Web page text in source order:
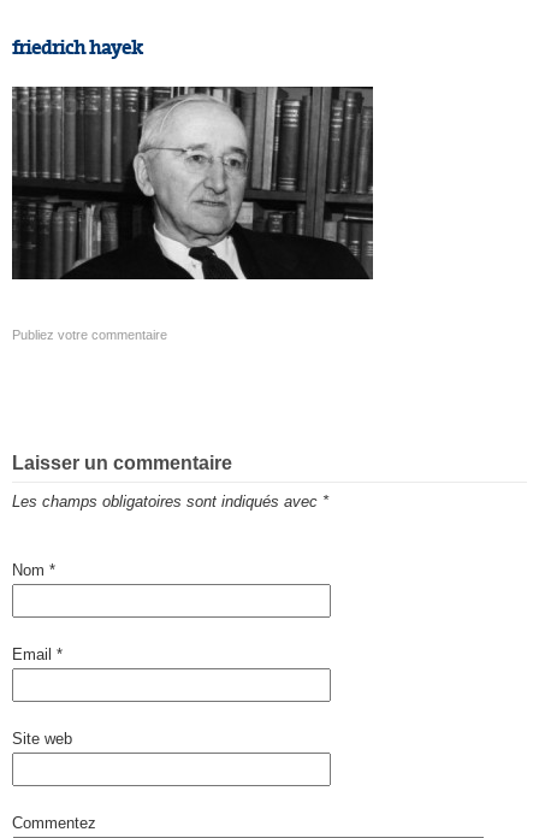
friedrich hayek
Publiez votre commentaire
Laisser un commentaire
Les champs obligatoires sont indiqués avec *
Nom *
Email *
Site web
Commentez